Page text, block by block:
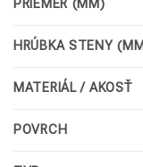
PRIEMER (MM)
HRÚBKA STENY
MATERIÁL / AKOSŤ
POVRCH